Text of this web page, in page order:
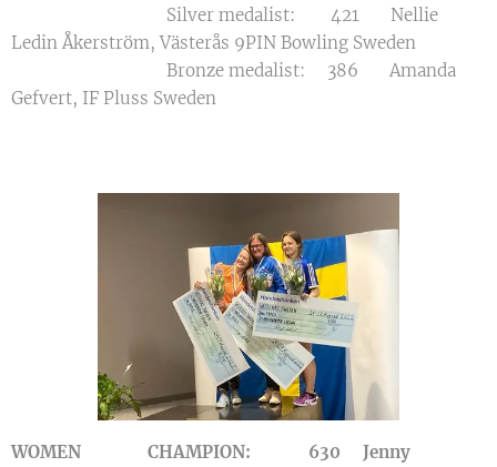
Silver medalist: 421 Nellie
Ledin Åkerström, Västerås 9PIN Bowling Sweden
Bronze medalist: 386 Amanda
Gefvert, IF Pluss Sweden
WOMEN
CHAMPION: 630 Jenny